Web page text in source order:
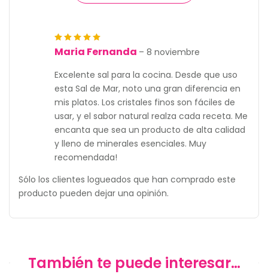
Calificación5de
5
Maria Fernanda – 8 noviembre
Excelente sal para la cocina. Desde que uso
esta Sal de Mar, noto una gran diferencia en
mis platos. Los cristales finos son fáciles de
usar, y el sabor natural realza cada receta. Me
encanta que sea un producto de alta calidad
y lleno de minerales esenciales. Muy
recomendada!
Sólo los clientes logueados que han comprado este
producto pueden dejar una opinión.
También te puede interesar…